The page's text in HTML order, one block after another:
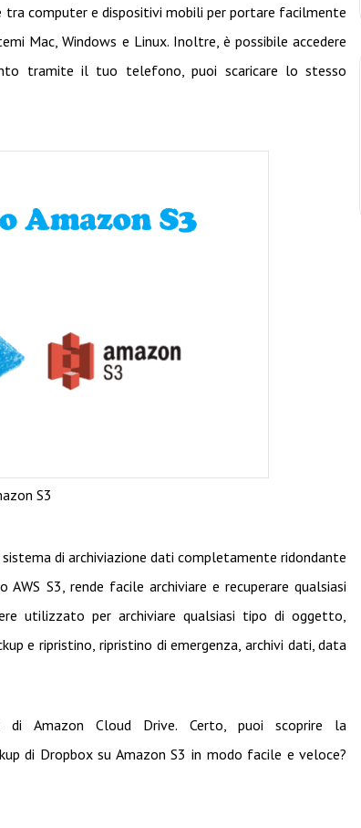
tra computer e dispositivi mobili per portare facilmente
Mac, Windows e Linux. Inoltre, è possibile accedere
tramite il tuo telefono, puoi scaricare lo stesso
S3
di archiviazione dati completamente ridondante
S3, rende facile archiviare e recuperare qualsiasi
utilizzato per archiviare qualsiasi tipo di oggetto,
e ripristino, ripristino di emergenza, archivi dati, data
Amazon Cloud Drive. Certo, puoi scoprire la
di Dropbox su Amazon S3 in modo facile e veloce?